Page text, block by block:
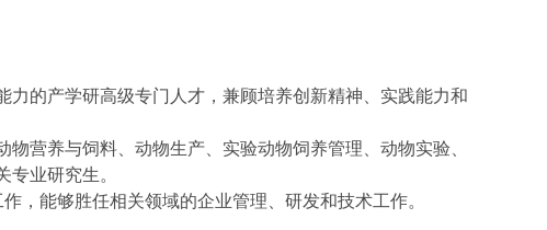
的产学研高级专门人才，兼顾培养创新精神、实践能力和
营养与饲料、动物生产、实验动物饲养管理、动物实验、
业研究生。
，能够胜任相关领域的企业管理、研发和技术工作。